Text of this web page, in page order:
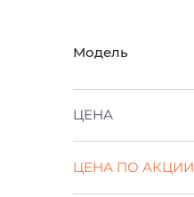
Модель
ЦЕНА
ЦЕНА ПО АКЦИИ